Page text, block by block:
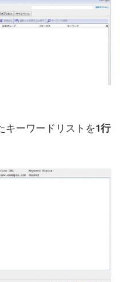
キーワードリストを1行